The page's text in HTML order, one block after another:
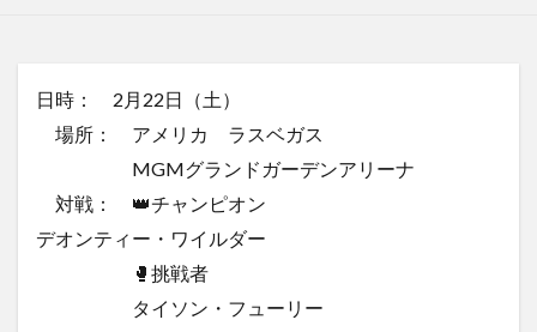
日時： 2月22日（土）
場所： アメリカ ラスベガス
MGMグランドガーデンアリーナ
対戦： 👑チャンピオン
デオンティー・ワイルダー
🥊挑戦者
タイソン・フューリー